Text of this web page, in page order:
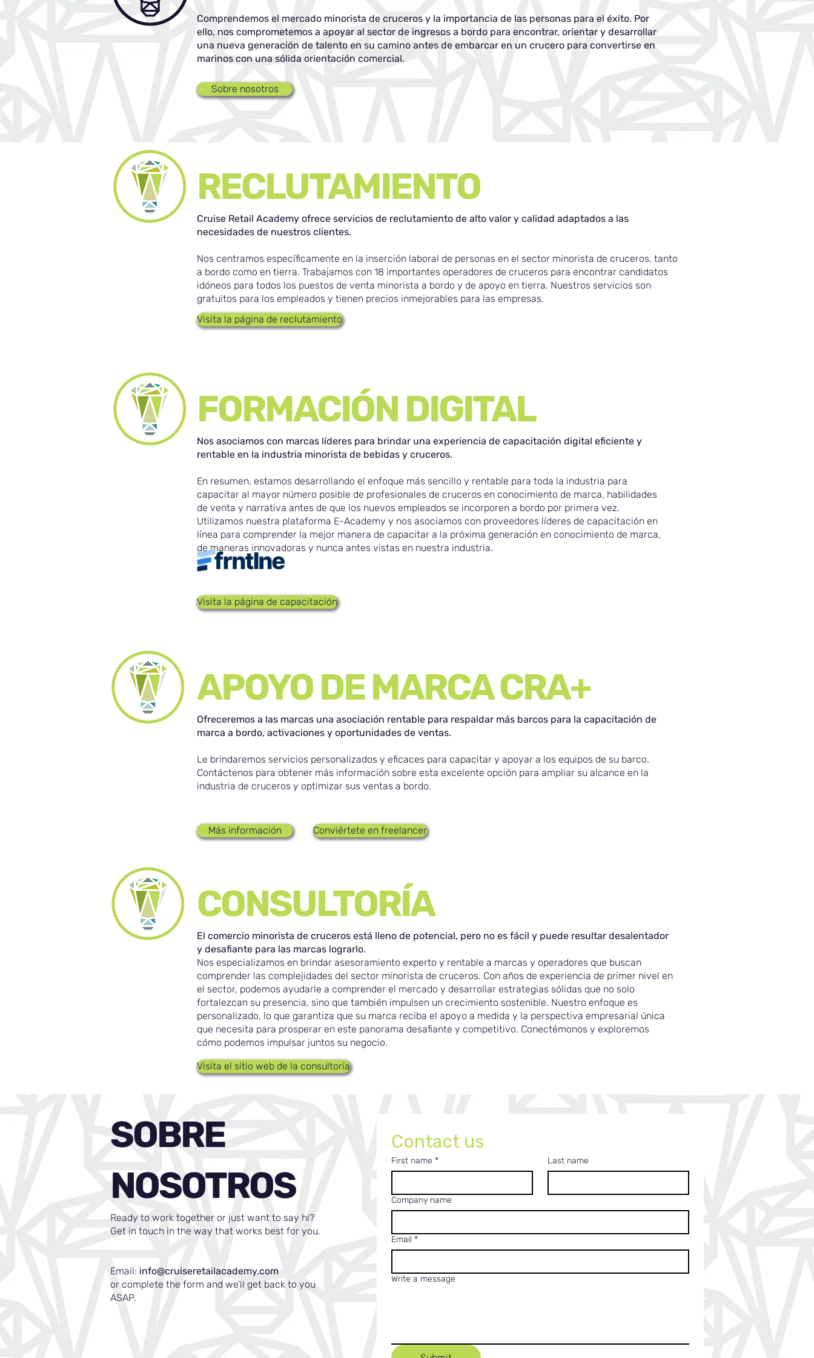
Comprendemos el mercado minorista de cruceros y la importancia de las personas para el éxito. Por
ello, nos comprometemos a apoyar al sector de ingresos a bordo para encontrar, orientar y desarrollar
una nueva generación de talento en su camino antes de embarcar en un crucero para convertirse en
marinos con una sólida orientación comercial.
Sobre nosotros
RECLUTAMIENTO
Cruise Retail Academy ofrece servicios de reclutamiento de alto valor y calidad adaptados a las
necesidades de nuestros clientes.
Nos centramos específicamente en la inserción laboral de personas en el sector minorista de cruceros, tanto
a bordo como en tierra. Trabajamos con 18 importantes operadores de cruceros para encontrar candidatos
idóneos para todos los puestos de venta minorista a bordo y de apoyo en tierra. Nuestros servicios son
gratuitos para los empleados y tienen precios inmejorables para las empresas.
Visita la página de reclutamiento
FORMACIÓN DIGITAL
Nos asociamos con marcas líderes para brindar una experiencia de capacitación digital eficiente y
rentable en la industria minorista de bebidas y cruceros.
En resumen, estamos desarrollando el enfoque más sencillo y rentable para toda la industria para
capacitar al mayor número posible de profesionales de cruceros en conocimiento de marca, habilidades
de venta y narrativa antes de que los nuevos empleados se incorporen a bordo por primera vez.
Utilizamos nuestra plataforma E-Academy y nos asociamos con proveedores líderes de capacitación en
línea para comprender la mejor manera de capacitar a la próxima generación en conocimiento de marca,
de maneras innovadoras y nunca antes vistas en nuestra industria.
Visita la página de capacitación
APOYO DE MARCA CRA+
Ofreceremos a las marcas una asociación rentable para respaldar más barcos para la capacitación de
marca a bordo, activaciones y oportunidades de ventas.
Le brindaremos servicios personalizados y eficaces para capacitar y apoyar a los equipos de su barco.
Contáctenos para obtener más información sobre esta excelente opción para ampliar su alcance en la
industria de cruceros y optimizar sus ventas a bordo.
Más información Conviértete en freelancer
CONSULTORÍA
El comercio minorista de cruceros está lleno de potencial, pero no es fácil y puede resultar desalentador
y desafiante para las marcas lograrlo.
Nos especializamos en brindar asesoramiento experto y rentable a marcas y operadores que buscan
comprender las complejidades del sector minorista de cruceros. Con años de experiencia de primer nivel en
el sector, podemos ayudarle a comprender el mercado y desarrollar estrategias sólidas que no solo
fortalezcan su presencia, sino que también impulsen un crecimiento sostenible. Nuestro enfoque es
personalizado, lo que garantiza que su marca reciba el apoyo a medida y la perspectiva empresarial única
que necesita para prosperar en este panorama desafiante y competitivo. Conectémonos y exploremos
cómo podemos impulsar juntos su negocio.
Visita el sitio web de la consultoría
SOBRE
NOSOTROS
Ready to work together or just want to say hi?
Get in touch in the way that works best for you.
Email: info@cruiseretailacademy.com
or complete the form and we’ll get back to you
ASAP.
Contact us
First name * Last name
Company name
Email *
Write a message